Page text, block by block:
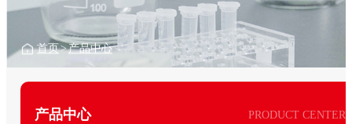
产品中心 PRODUCT CENTER
首页>产品中心